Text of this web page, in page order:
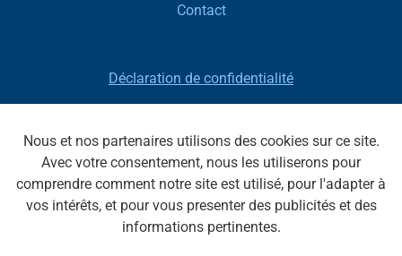
Contact
Déclaration de confidentialité
Optique Bricteux | Voie de Messe 1/01 4680 Oupeye |
BE0777400659 | T : 04 278 70 27 | E
:jb.optique@skynet.be
Nous et nos partenaires utilisons des cookies sur ce site.
Avec votre consentement, nous les utiliserons pour
comprendre comment notre site est utilisé, pour l'adapter à
vos intérêts, et pour vous presenter des publicités et des
informations pertinentes.